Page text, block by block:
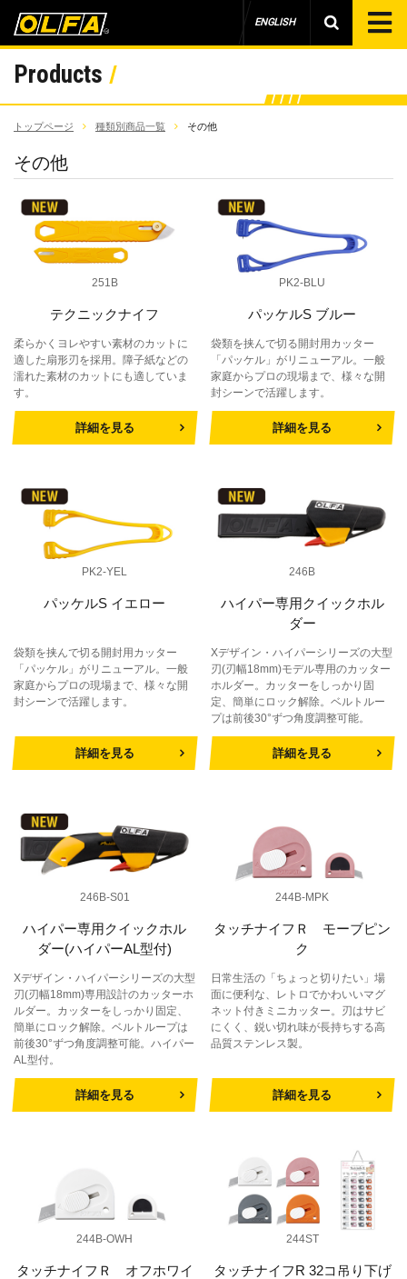
ENGLISH
Products
トップページ 種類別商品一覧 その他
その他
251B
テクニックナイフ
柔らかくヨレやすい素材のカットに
適した扇形刃を採用。障子紙などの
濡れた素材のカットにも適していま
す。
詳細を見る
PK2-BLU
パッケルS ブルー
袋類を挟んで切る開封用カッター
「パッケル」がリニューアル。一般
家庭からプロの現場まで、様々な開
封シーンで活躍します。
詳細を見る
PK2-YEL
パッケルS イエロー
袋類を挟んで切る開封用カッター
「パッケル」がリニューアル。一般
家庭からプロの現場まで、様々な開
封シーンで活躍します。
詳細を見る
246B
ハイパー専用クイックホル
ダー
Xデザイン・ハイパーシリーズの大型
刃(刃幅18mm)モデル専用のカッター
ホルダー。カッターをしっかり固
定、簡単にロック解除。ベルトルー
プは前後30°ずつ角度調整可能。
詳細を見る
246B-S01
ハイパー専用クイックホル
ダー(ハイパーAL型付)
Xデザイン・ハイパーシリーズの大型
刃(刃幅18mm)専用設計のカッターホ
ルダー。カッターをしっかり固定、
簡単にロック解除。ベルトループは
前後30°ずつ角度調整可能。ハイパー
AL型付。
詳細を見る
244B-MPK
タッチナイフＲ モーブピン
ク
日常生活の「ちょっと切りたい」場
面に便利な、レトロでかわいいマグ
ネット付きミニカッター。刃はサビ
にくく、鋭い切れ味が長持ちする高
品質ステンレス製。
詳細を見る
244B-OWH
タッチナイフＲ オフホワイ
244ST
タッチナイフR 32コ吊り下げ